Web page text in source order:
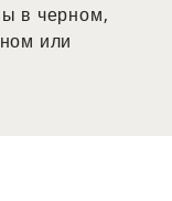
в черном,
или